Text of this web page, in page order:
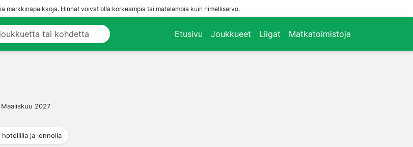
markkinapaikkoja. Hinnat voivat olla korkeampia tai matalampia kuin nimellisarvo.
Etusivu Joukkueet Liigat Matkatoimistoja
Maaliskuu 2027
hotellilla ja lennolla